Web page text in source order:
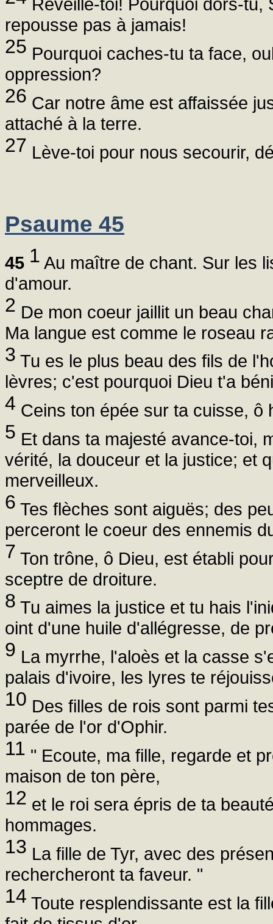
repousse pas à jamais!
25 Pourquoi caches-tu ta face,
oppression?
26 Car notre âme est affaissée
attaché à la terre.
27 Lève-toi pour nous secourir,
Psaume 45
45 1 Au maître de chant. Sur les
d'amour.
2 De mon coeur jaillit un beau
Ma langue est comme le roseau
3 Tu es le plus beau des fils de
lèvres; c'est pourquoi Dieu t'a
4 Ceins ton épée sur ta cuisse, ô
5 Et dans ta majesté avance-toi,
vérité, la douceur et la justice; et
merveilleux.
6 Tes flèches sont aiguës; des
perceront le coeur des ennemis
7 Ton trône, ô Dieu, est établi
sceptre de droiture.
8 Tu aimes la justice et tu hais
oint d'une huile d'allégresse, de
9 La myrrhe, l'aloès et la casse
palais d'ivoire, les lyres te
10 Des filles de rois sont parmi
parée de l'or d'Ophir.
11 " Ecoute, ma fille, regarde et
maison de ton père,
12 et le roi sera épris de ta
hommages.
13 La fille de Tyr, avec des
rechercheront ta faveur. "
14 Toute resplendissante est la